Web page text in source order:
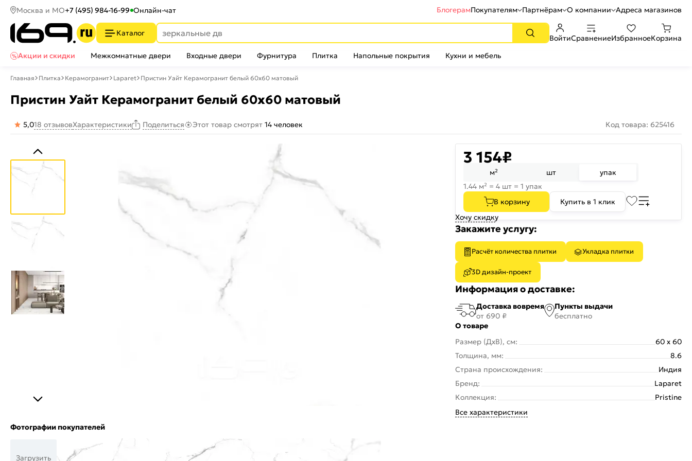
Москва и МО+7 (495) 984-16-99 Онлайн-чат БлогерамПокупателям Партнёрам О компании Адреса магазинов
Каталог
ВойтиСравнениеИзбранноеКорзина
Акции и скидки
Межкомнатные двери Входные двери Фурнитура Плитка Напольные покрытия Кухни и мебель
Главная Плитка Керамогранит Laparet Пристин Уайт Керамогранит белый 60х60 матовый
Пристин Уайт Керамогранит белый 60х60 матовый
5,018 отзывовХарактеристики Поделиться Этот товар смотрят 14 человек Код товара: 625416
Фотографии покупателей
Загрузить
3 154₽
м² шт
упак
1.44 м² = 4 шт = 1 упак
В корзину
Купить в 1 клик
Хочу скидку
Закажите услугу:
Расчёт количества плитки Укладка плитки
3D дизайн-проект
Информация о доставке:
Доставка вовремя
от 690 ₽
Пункты выдачи
бесплатно
О товаре
Размер (ДхВ), см:
60 x 60
Толщина, мм:
8.6
Страна происхождения:
Индия
Бренд:
Laparet
Коллекция:
Pristine
Все характеристики